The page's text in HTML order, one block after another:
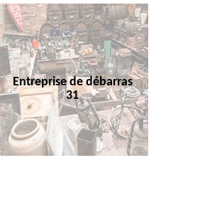
Entreprise de débarras
31